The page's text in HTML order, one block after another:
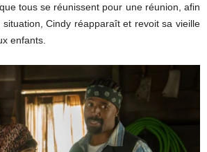
tous se réunissent pour une réunion, afin
Cindy réapparaît et revoit sa vieille
enfants.